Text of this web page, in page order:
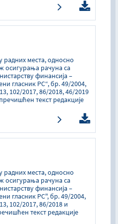
места, односно
осигурања рачуна са
финансија –
гласник РС“, бр. 49/2004,
102/2017, 86/2018, 46/2019
текст редакције
места, односно
осигурања рачуна са
финансија –
гласник РС", бр. 49/2004,
102/2017, 86/2018 и
текст редакције